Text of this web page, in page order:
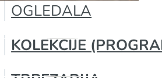
OGLEDALA
KOLEKCIJE